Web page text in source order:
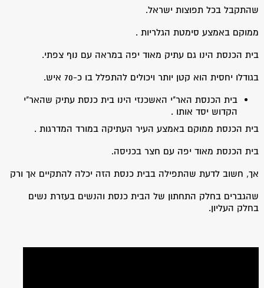
שהתקבל בכל תפוצות ישראל.
ממוקם באמצע סימטת הגלריות .
בית הכנסת הינו גם עתיק מאוד יפה במראה עם נוף צפתי.
בגודלו יחסית הוא קטן יותר ויכולים להתפלל בו כ-70 איש.
בית הכנסת האר"י האשכנזי הינו בית כנסת עתיק שהאר"י
הקדוש יסד אותו .
בית הכנסת ממוקם באמצע העיר העתיקה במורד המדרגות .
בית הכנסת מאוד יפה עם חצר בכניסה.
אך, חשוב לדעת שהתפילה בבית כנסת הזה יכלה להתקיים אך ורק
שהגברים בחלק התחתון של הבית כנסת והנשים בעזרת נשים
בחלק העליון.